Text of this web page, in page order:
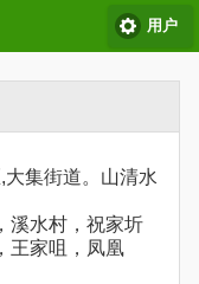
用户
集街道。山清水
溪水村，祝家圻
王家咀，凤凰